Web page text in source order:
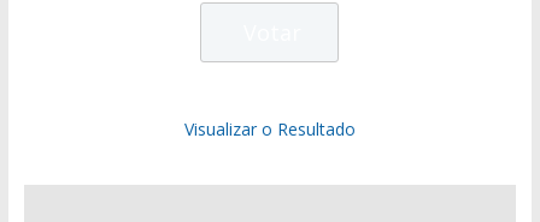
Visualizar o Resultado